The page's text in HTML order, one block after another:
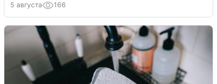
5 августа 166